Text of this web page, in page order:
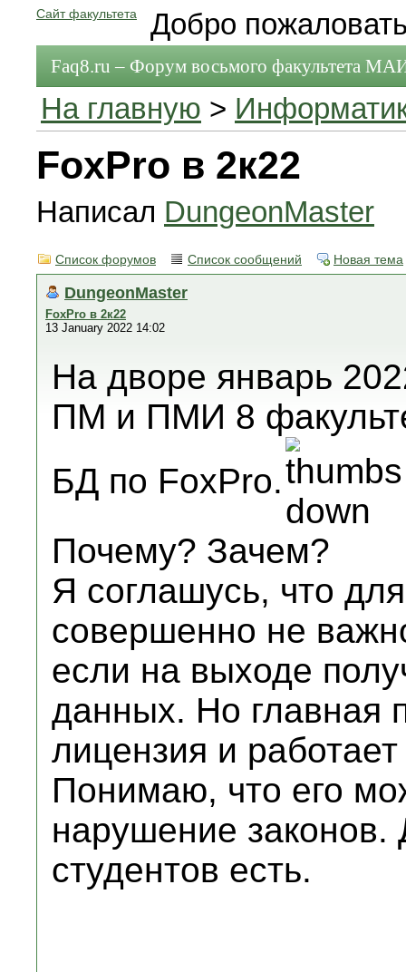
Сайт факультета Добро
Faq8.ru – Форум восьмого факультета
На главную >
FoxPro в 2к22
Написал DungeonMaster
Список форумов Список сообщений Новая тема
DungeonMaster
FoxPro в 2к22
13 January 2022 14:02
На дворе январь
ПМ и ПМИ 8
БД по FoxPro.
Почему? Зачем?
Я соглашусь, что
совершенно не
если на выходе
данных. Но главная
лицензия и
Понимаю, что его
нарушение законов.
студентов есть.